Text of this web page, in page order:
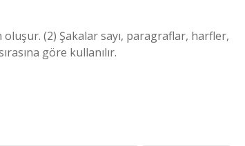
(2) Şakalar sayı, paragraflar, harfler,
göre kullanılır.